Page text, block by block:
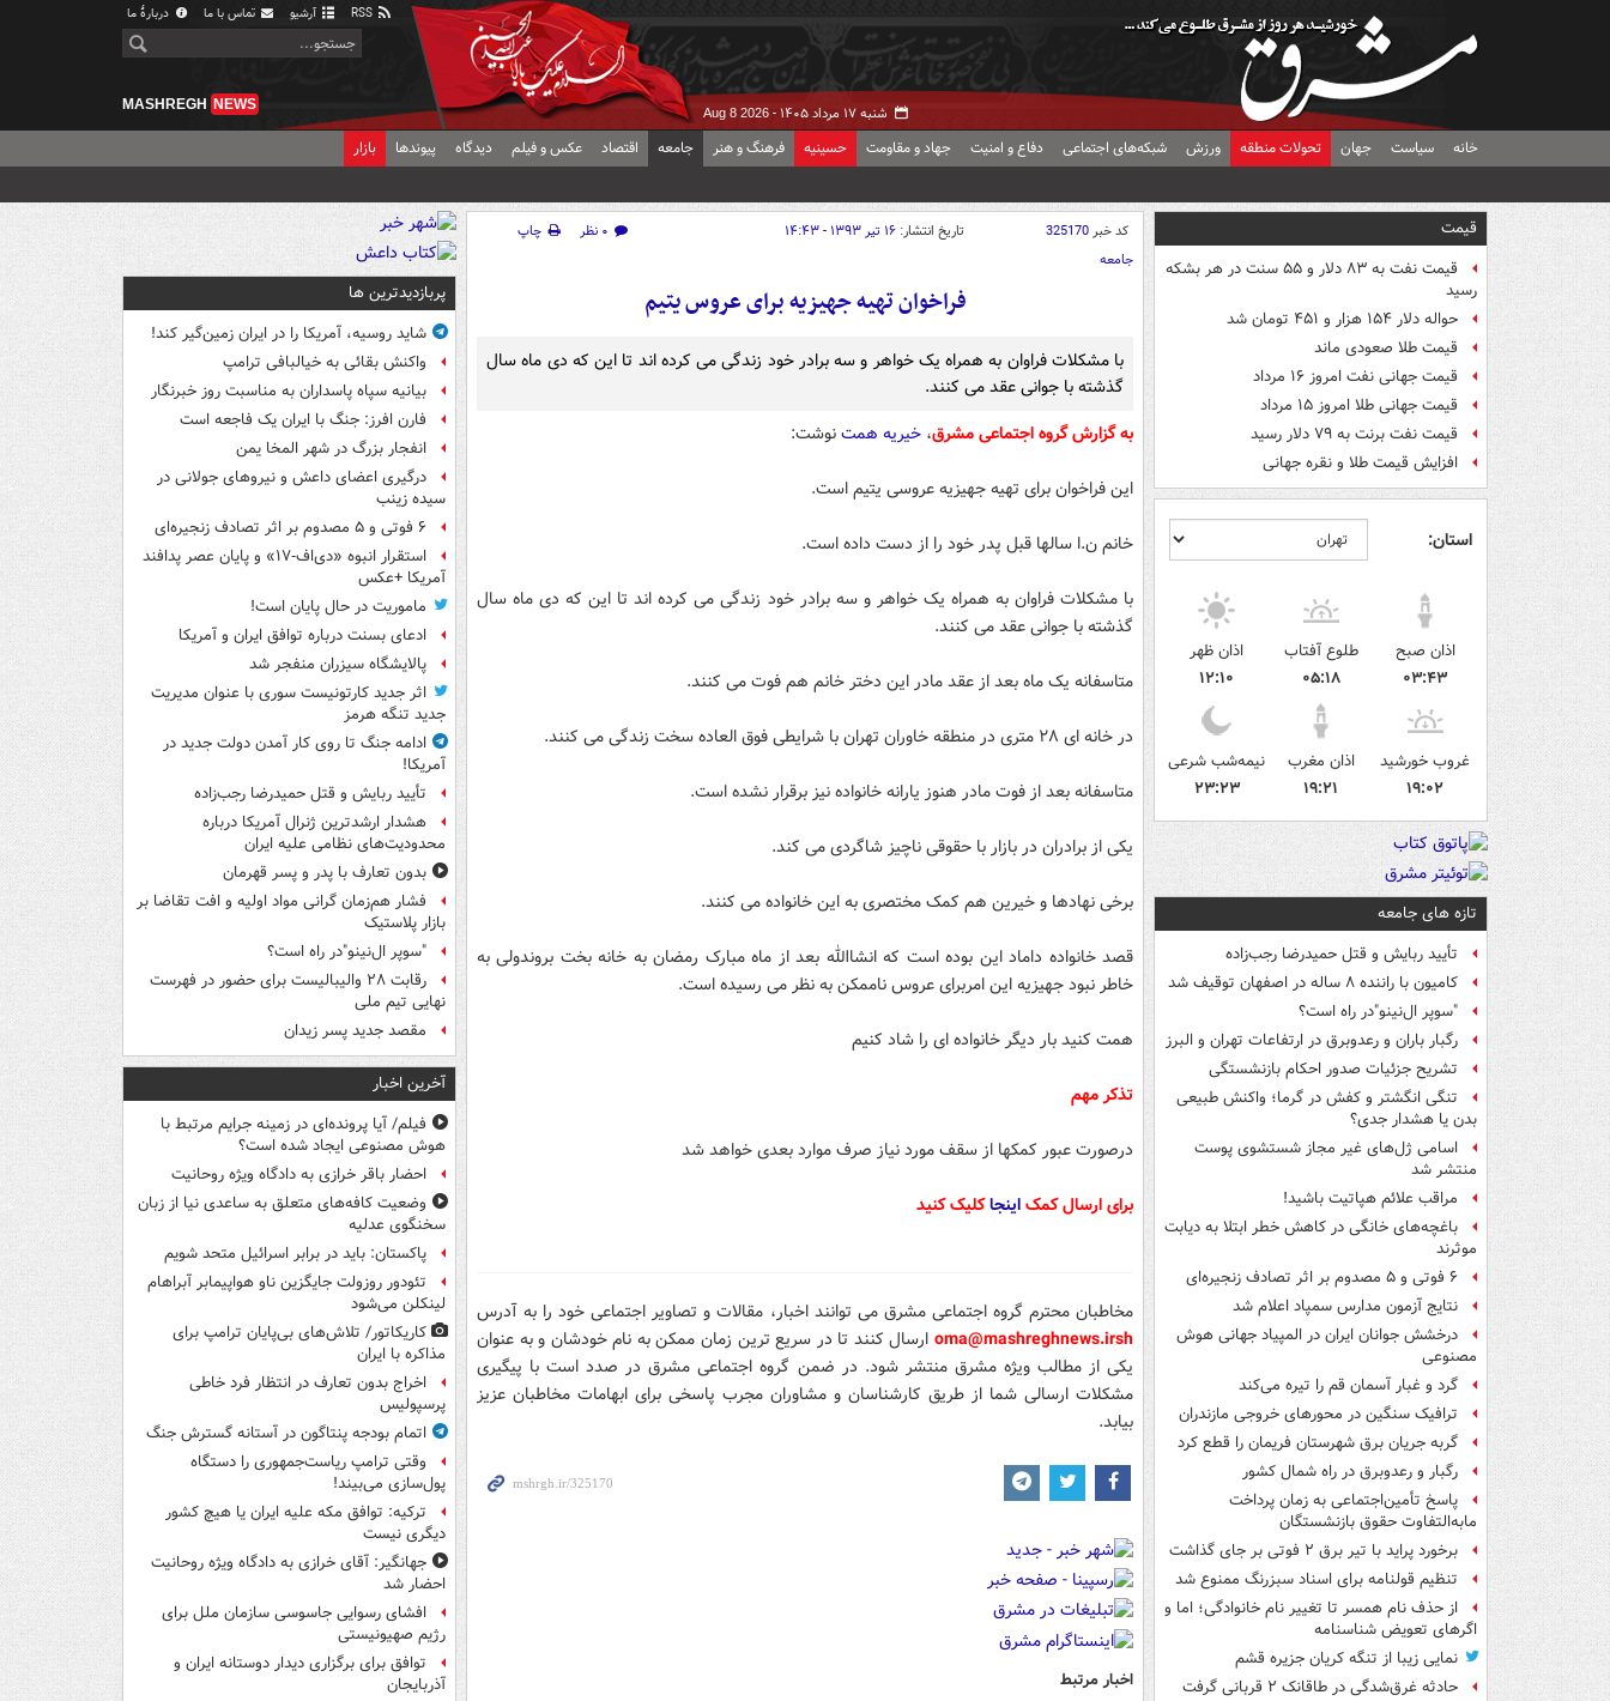
آرشیو تماس با ما دربارهٔ ما
شنبه ۱۷ مرداد ۱۴۰۵ - Aug 8 2026
MASHREGH NEWS
خانه سیاست جهان تحولات منطقه ورزش شبکه‌های اجتماعی دفاع و امنیت جهاد و مقاومت حسینیه فرهنگ و هنر جامعه اقتصاد عکس و فیلم دیدگاه پیوندها بازار
قیمت
قیمت نفت به ۸۳ دلار و ۵۵ سنت در هر بشکه
رسید
حواله دلار ۱۵۴ هزار و ۴۵۱ تومان شد
قیمت طلا صعودی ماند
قیمت جهانی نفت امروز ۱۶ مرداد
قیمت جهانی طلا امروز ۱۵ مرداد
قیمت نفت برنت به ۷۹ دلار رسید
افزایش قیمت طلا و نقره جهانی
استان:
اذان صبح
۰۳:۴۳
طلوع آفتاب
۰۵:۱۸
اذان ظهر
۱۲:۱۰
غروب خورشید
۱۹:۰۲
اذان مغرب
۱۹:۲۱
نیمه‌شب شرعی
۲۳:۲۳
تازه های جامعه
تأیید ربایش و قتل حمیدرضا رجب‌زاده
کامیون با راننده ۸ ساله در اصفهان توقیف شد
"سوپر ال‌نینو"در راه است؟
رگبار باران و رعدوبرق در ارتفاعات تهران و البرز
تشریح جزئیات صدور احکام بازنشستگی
تنگی انگشتر و کفش در گرما؛ واکنش طبیعی
بدن یا هشدار جدی؟
اسامی ژل‌های غیر مجاز شستشوی پوست
منتشر شد
مراقب علائم هپاتیت باشید!
باغچه‌های خانگی در کاهش خطر ابتلا به دیابت
موثرند
۶ فوتی و ۵ مصدوم بر اثر تصادف زنجیره‌ای
نتایج آزمون مدارس سمپاد اعلام شد
درخشش جوانان ایران در المپیاد جهانی هوش
مصنوعی
گرد و غبار آسمان قم را تیره می‌کند
ترافیک سنگین در محورهای خروجی مازندران
گربه جریان برق شهرستان فریمان را قطع کرد
رگبار و رعدوبرق در راه شمال کشور
پاسخ تأمین‌اجتماعی به زمان پرداخت
مابه‌التفاوت حقوق بازنشستگان
برخورد پراید با تیر برق ۲ فوتی بر جای گذاشت
تنظیم قولنامه برای اسناد سبزرنگ ممنوع شد
از حذف نام همسر تا تغییر نام خانوادگی؛ اما و
اگرهای تعویض شناسنامه
نمایی زیبا از تنگه کریان جزیره قشم
حادثه غرق‌شدگی در طاقانک ۲ قربانی گرفت
کد خبر325170 تاریخ انتشار: ۱۶ تیر ۱۳۹۳ - ۱۴:۴۳ ۰ نظر
چاپ
جامعه
فراخوان تهیه جهیزیه برای عروس یتیم
با مشکلات فراوان به همراه یک خواهر و سه برادر خود زندگی می کرده اند تا این که دی ماه سال
گذشته با جوانی عقد می کنند.
به گزارش گروه اجتماعی مشرق، خیریه همتنوشت:
این فراخوان برای تهیه جهیزیه عروسی یتیم است.
خانم ن.ا سالها قبل پدر خود را از دست داده است.
با مشکلات فراوان به همراه یک خواهر و سه برادر خود زندگی می کرده اند تا این که دی ماه سال
گذشته با جوانی عقد می کنند.
متاسفانه یک ماه بعد از عقد مادر این دختر خانم هم فوت می کنند.
در خانه ای ۲۸ متری در منطقه خاوران تهران با شرایطی فوق العاده سخت زندگی می کنند.
متاسفانه بعد از فوت مادر هنوز یارانه خانواده نیز برقرار نشده است.
یکی از برادران در بازار با حقوقی ناچیز شاگردی می کند.
برخی نهادها و خیرین هم کمک مختصری به این خانواده می کنند.
قصد خانواده داماد این بوده است که انشاالله بعد از ماه مبارک رمضان به خانه بخت بروندولی به
خاطر نبود جهیزیه این امربرای عروس ناممکن به نظر می رسیده است.
همت کنید بار دیگر خانواده ای را شاد کنیم
تذکر مهم
درصورت عبور کمکها از سقف مورد نیاز صرف موارد بعدی خواهد شد
برای ارسال کمکاینجاکلیک کنید
مخاطبان محترم گروه اجتماعی مشرق می توانند اخبار، مقالات و تصاویر اجتماعی خود را به آدرس
sh
oma@mashreghnews.ir ارسال کنند تا در سریع ترین زمان ممکن به نام خودشان و به عنوان
یکی از مطالب ویژه مشرق منتشر شود. در ضمن گروه اجتماعی مشرق در صدد است با پیگیری
مشکلات ارسالی شما از طریق کارشناسان و مشاوران مجرب پاسخی برای ابهامات مخاطبان عزیز
بیابد.
اخبار مرتبط
پربازدیدترین ها
شاید روسیه، آمریکا را در ایران زمین‌گیر کند!
واکنش بقائی به خیالبافی ترامپ
بیانیه سپاه پاسداران به مناسبت روز خبرنگار
فارن افرز: جنگ با ایران یک فاجعه است
انفجار بزرگ در شهر المخا یمن
درگیری اعضای داعش و نیروهای جولانی در
سیده زینب
۶ فوتی و ۵ مصدوم بر اثر تصادف زنجیره‌ای
استقرار انبوه «دی‌اف‑۱۷» و پایان عصر پدافند
آمریکا +عکس
ماموریت در حال پایان است!
ادعای بسنت درباره توافق ایران و آمریکا
پالایشگاه سیزران منفجر شد
اثر جدید کارتونیست سوری با عنوان مدیریت
جدید تنگه هرمز
ادامه جنگ تا روی کار آمدن دولت جدید در
آمریکا!
تأیید ربایش و قتل حمیدرضا رجب‌زاده
هشدار ارشدترین ژنرال آمریکا درباره
محدودیت‌های نظامی علیه ایران
بدون تعارف با پدر و پسر قهرمان
فشار هم‌زمان گرانی مواد اولیه و افت تقاضا بر
بازار پلاستیک
"سوپر ال‌نینو"در راه است؟
رقابت ۲۸ والیبالیست برای حضور در فهرست
نهایی تیم ملی
مقصد جدید پسر زیدان
آخرین اخبار
فیلم/ آیا پرونده‌ای در زمینه جرایم مرتبط با
هوش مصنوعی ایجاد شده است؟
احضار باقر خرازی به دادگاه ویژه روحانیت
وضعیت کافه‌های متعلق به ساعدی نیا از زبان
سخنگوی عدلیه
پاکستان: باید در برابر اسرائیل متحد شویم
تئودور روزولت جایگزین ناو هواپیمابر آبراهام
لینکلن می‌شود
کاریکاتور/ تلاش‌های بی‌پایان ترامپ برای
مذاکره با ایران
اخراج بدون تعارف در انتظار فرد خاطی
پرسپولیس
اتمام بودجه پنتاگون در آستانه گسترش جنگ
وقتی ترامپ ریاست‌جمهوری را دستگاه
پول‌سازی می‌بیند!
ترکیه: توافق مکه علیه ایران یا هیچ کشور
دیگری نیست
جهانگیر: آقای خرازی به دادگاه ویژه روحانیت
احضار شد
افشای رسوایی جاسوسی سازمان ملل برای
رژیم صهیونیستی
توافق برای برگزاری دیدار دوستانه ایران و
آذربایجان